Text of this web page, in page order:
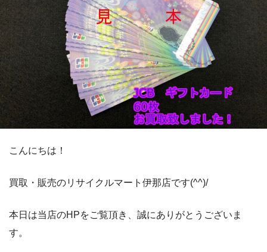
こんにちは！
買取・販売のリサイクルマート伊那店です(^^)/
本日は当店のHPをご覧頂き、誠にありがとうございま
す。